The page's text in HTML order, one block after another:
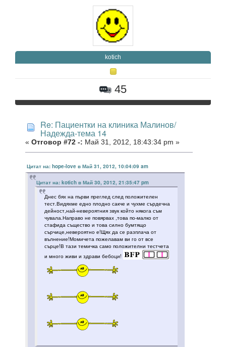
kotich
45
Re: Пациентки на клиника Малинов/
Надежда-тема 14
« Отговор #72 -: Май 31, 2012, 18:43:34 pm »
Цитат на: hope-love в Май 31, 2012, 10:04:09 am
Цитат на: kotich в Май 30, 2012, 21:35:47 pm
Днес бях на първи преглед след положителен
тест.Видяхме едно плодно сакче и чухме сърдечна
дейност,най-невероятния звук който някога съм
чувала.Направо не повярвах ,това по-малко от
стафида същество и това силно бумтящо
сърчице,невероятно е!Щях да се разплача от
вълнение!Момичета пожелавам ви го от все
сърце!В тази темичка само положителни тестчета
и много живи и здрави бебоци!